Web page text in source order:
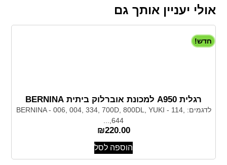
אולי יעניין אותך גם
חדש!
רגלית A950 למכונת אוברלוק ביתית BERNINA
לדגמים: BERNINA - 006, 004, 334, 700D, 800DL, YUKI - 114,
644,...
₪220.00
הוספה לסל